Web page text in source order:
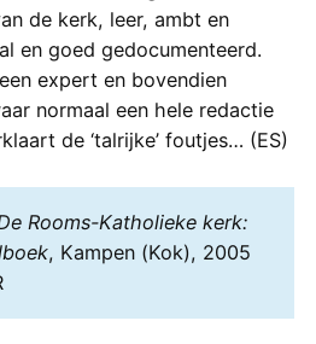
de kerk, leer, ambt en
en goed gedocumenteerd.
expert en bovendien
normaal een hele redactie
de ‘talrijke’ foutjes… (ES)
Rooms-Katholieke kerk:
, Kampen (Kok), 2005